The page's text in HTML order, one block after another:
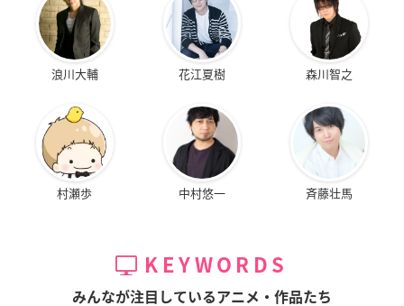
浪川大輔 花江夏樹 森川智之
村瀬歩 中村悠一 斉藤壮馬
KEYWORDS
みんなが注目しているアニメ・作品たち